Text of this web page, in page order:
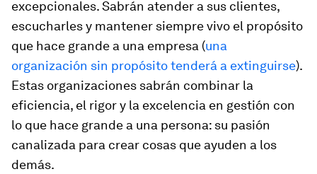
excepcionales. Sabrán atender a sus clientes,
escucharles y mantener siempre vivo el propósito
que hace grande a una empresa (una
organización sin propósito tenderá a extinguirse).
Estas organizaciones sabrán combinar la
eficiencia, el rigor y la excelencia en gestión con
lo que hace grande a una persona: su pasión
canalizada para crear cosas que ayuden a los
demás.